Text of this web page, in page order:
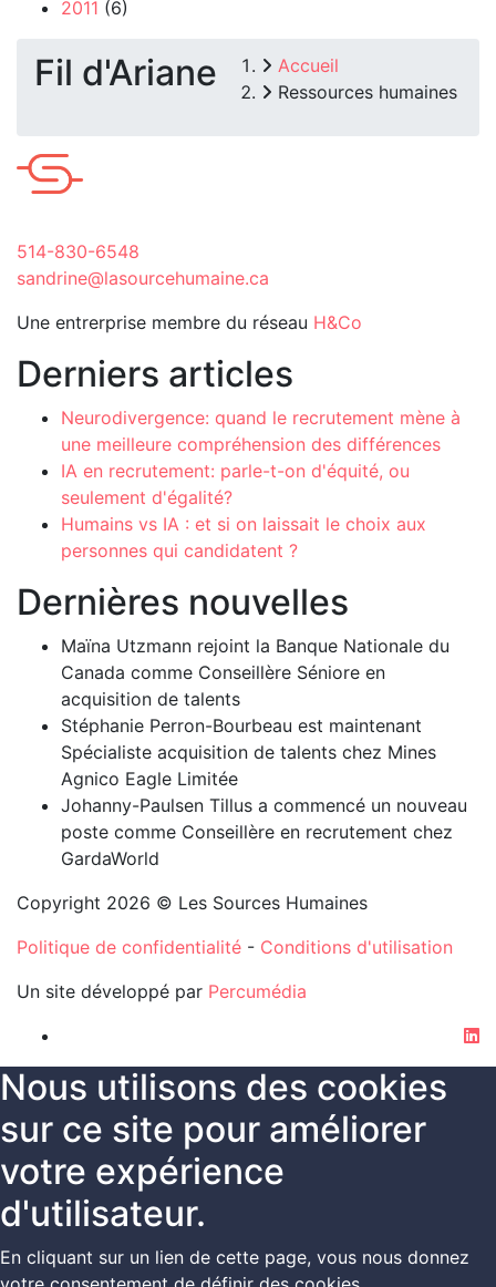
2011 (6)
Fil d'Ariane
Accueil
Ressources humaines
514-830-6548
sandrine@lasourcehumaine.ca
Une entrerprise membre du réseau H&Co
Derniers articles
Neurodivergence: quand le recrutement mène à
une meilleure compréhension des différences
IA en recrutement: parle-t-on d'équité, ou
seulement d'égalité?
Humains vs IA : et si on laissait le choix aux
personnes qui candidatent ?
Dernières nouvelles
Maïna Utzmann rejoint la Banque Nationale du
Canada comme Conseillère Séniore en
acquisition de talents
Stéphanie Perron-Bourbeau est maintenant
Spécialiste acquisition de talents chez Mines
Agnico Eagle Limitée
Johanny-Paulsen Tillus a commencé un nouveau
poste comme Conseillère en recrutement chez
GardaWorld
Copyright 2026 © Les Sources Humaines
Politique de confidentialité - Conditions d'utilisation
Un site développé par Percumédia
Nous utilisons des cookies
sur ce site pour améliorer
votre expérience
d'utilisateur.
En cliquant sur un lien de cette page, vous nous donnez